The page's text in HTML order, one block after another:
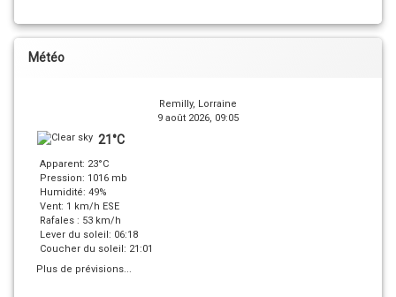
Météo
Remilly, Lorraine
9 août 2026, 09:05
21°C
Apparent: 23°C
Pression: 1016 mb
Humidité: 49%
Vent: 1 km/h ESE
Rafales : 53 km/h
Lever du soleil: 06:18
Coucher du soleil: 21:01
Plus de prévisions...